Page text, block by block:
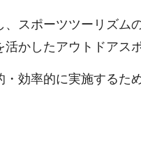
スポーツツーリズム
かしたアウトドアス
効率的に実施するた